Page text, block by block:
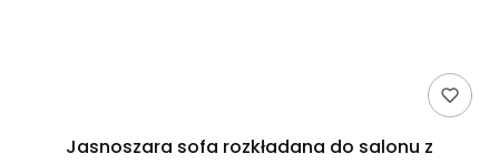
Jasnoszara sofa rozkładana do salonu z